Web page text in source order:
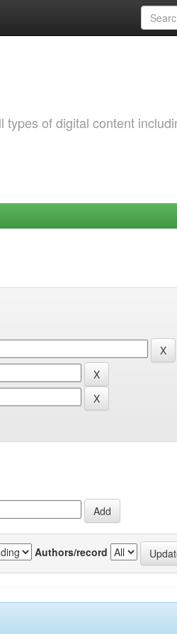
of digital content
Authors/record